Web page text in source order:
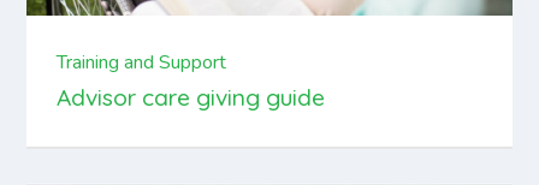
Training and Support
Advisor care giving guide